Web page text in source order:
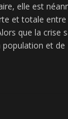
elle est
et totale
que la crise
population et de